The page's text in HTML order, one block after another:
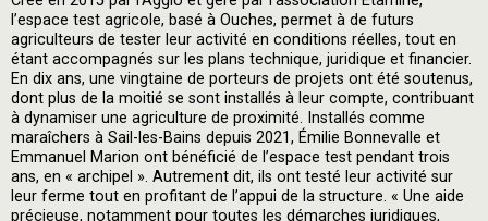
l’espace test agricole, basé à Ouches, permet à de futurs
agriculteurs de tester leur activité en conditions réelles, tout en
étant accompagnés sur les plans technique, juridique et financier.
En dix ans, une vingtaine de porteurs de projets ont été soutenus,
dont plus de la moitié se sont installés à leur compte, contribuant
à dynamiser une agriculture de proximité. Installés comme
maraîchers à Sail-les-Bains depuis 2021, Émilie Bonnevalle et
Emmanuel Marion ont bénéficié de l’espace test pendant trois
ans, en « archipel ». Autrement dit, ils ont testé leur activité sur
leur ferme tout en profitant de l’appui de la structure. « Une aide
précieuse, notamment pour toutes les démarches juridiques,